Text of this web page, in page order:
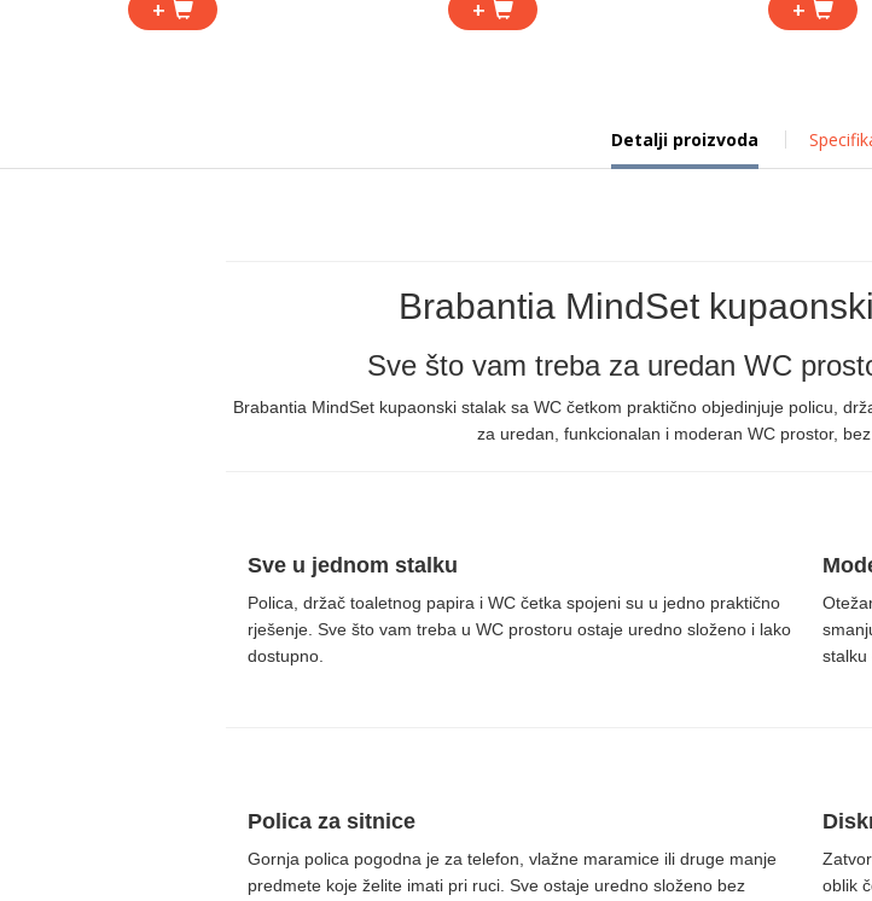
+ + +
Detalji proizvoda
Brabantia MindSet
Sve što vam treba za uredan WC
Brabantia MindSet kupaonski stalak sa WC četkom praktično objedinjuje policu,
za uredan, funkcionalan i moderan WC prostor,
Sve u jednom stalku
Polica, držač toaletnog papira i WC četka spojeni su u jedno praktično
rješenje. Sve što vam treba u WC prostoru ostaje uredno složeno i lako
dostupno.
stalku
Polica za sitnice
Gornja polica pogodna je za telefon, vlažne maramice ili druge manje
predmete koje želite imati pri ruci. Sve ostaje uredno složeno bez
oblik